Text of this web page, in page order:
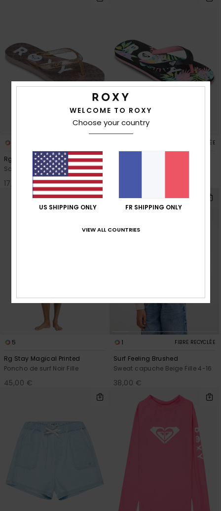
Rg Viva Sparkle
Sandales Blanc Fille
17,00 €
FIBRE RECYCLÉE
5
Rg Stay Magical Printed
Poncho de surf Noir Fille
45,00 €
1 FIBRE RECYCLÉE
Surf Feeling Brushed
Sweat capuche Beige Fille 4-16
38,00 €
WELCOME TO ROXY
Choose your country
US SHIPPING ONLY FR SHIPPING ONLY
VIEW ALL COUNTRIES